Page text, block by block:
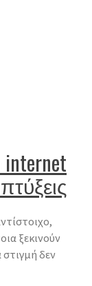
internet
ξεκινούν
δεν